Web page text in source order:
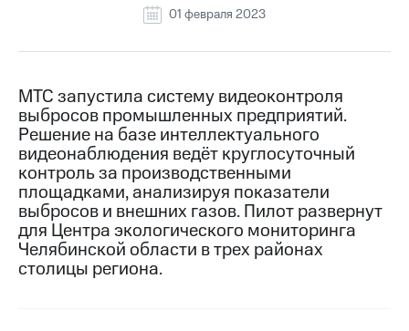
Руководство
Контакты
Медиа-центр
Пресс-
релизы
МТС
о технологиях
Достижения
о технологиях01 февраля 2023
МТС запустила систему видеоконтроля
выбросов промышленных предприятий.
Решение на базе интеллектуального
видеонаблюдения ведёт круглосуточный
контроль за производственными
площадками, анализируя показатели
выбросов и внешних газов. Пилот развернут
для Центра экологического мониторинга
Челябинской области в трех районах
столицы региона.